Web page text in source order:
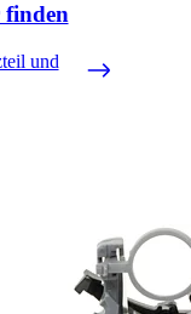
finden
und